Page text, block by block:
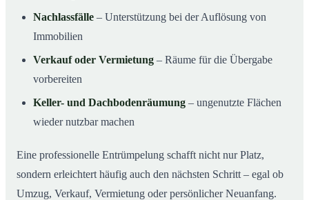
Nachlassfälle – Unterstützung bei der Auflösung von
Immobilien
Verkauf oder Vermietung – Räume für die Übergabe
vorbereiten
Keller- und Dachbodenräumung – ungenutzte Flächen
wieder nutzbar machen
Eine professionelle Entrümpelung schafft nicht nur Platz,
sondern erleichtert häufig auch den nächsten Schritt – egal ob
Umzug, Verkauf, Vermietung oder persönlicher Neuanfang.